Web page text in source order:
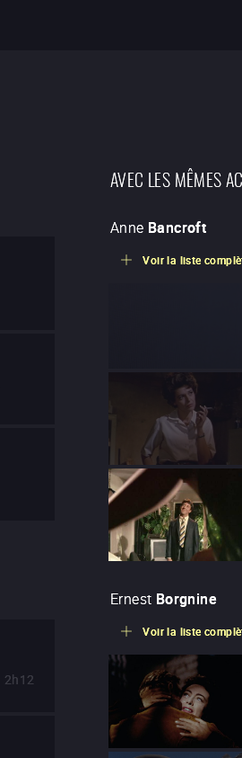
2h12
AVEC LES MÊMES
Anne Bancroft
Voir la liste
Ernest Borgnine
Voir la liste